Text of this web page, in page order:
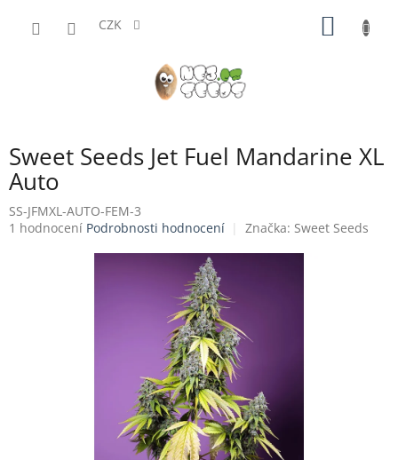
CZK
Sweet Seeds Jet Fuel Mandarine XL
Auto
SS-JFMXL-AUTO-FEM-3
Průměrné
1 hodnocení Podrobnosti hodnocení Značka: Sweet Seeds